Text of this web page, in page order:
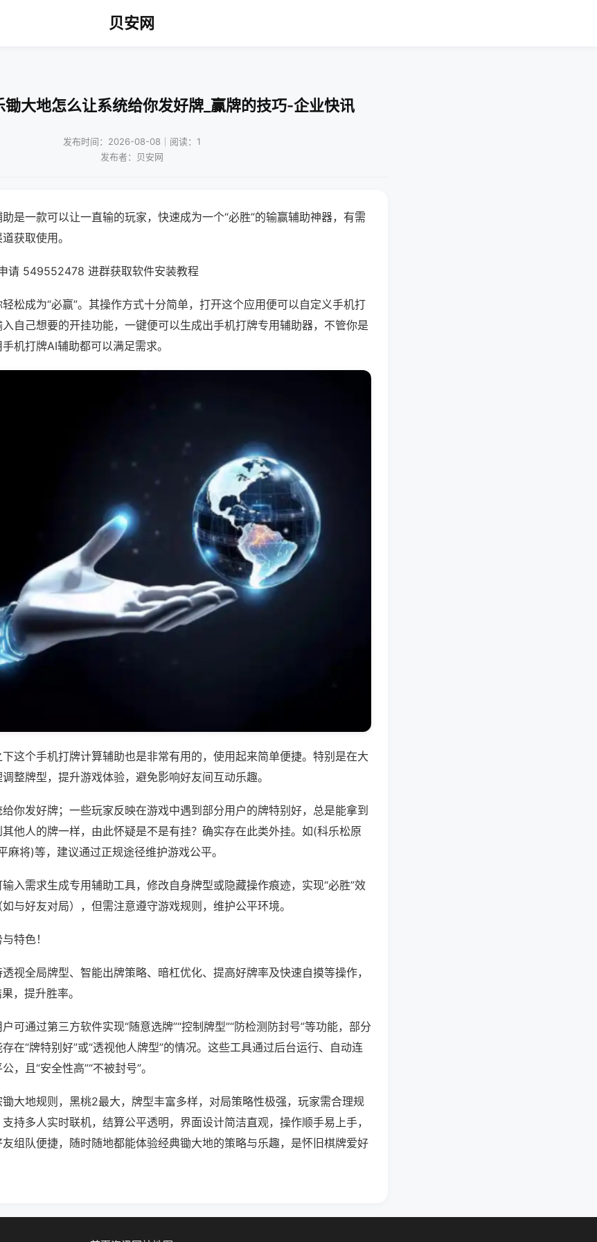
贝安网
锄大地怎么让系统给你发好牌_赢牌的技巧-企业快讯
发布时间：2026-08-08｜阅读：1
发布者：贝安网
是一款可以让一直输的玩家，快速成为一个“必胜”的输赢辅助神器，有需
获取使用。
请 549552478 进群获取软件安装教程
松成为“必赢”。其操作方式十分简单，打开这个应用便可以自定义手机打
自己想要的开挂功能，一键便可以生成出手机打牌专用辅助器，不管你是
机打牌AI辅助都可以满足需求。
这个手机打牌计算辅助也是非常有用的，使用起来简单便捷。特别是在大
整牌型，提升游戏体验，避免影响好友间互动乐趣。
你发好牌；一些玩家反映在游戏中遇到部分用户的牌特别好，总是能拿到
他人的牌一样，由此怀疑是不是有挂？确实存在此类外挂。如(科乐松原
麻将)等，建议通过正规途径维护游戏公平。
入需求生成专用辅助工具，修改自身牌型或隐藏操作痕迹，实现“必胜”效
与好友对局），但需注意遵守游戏规则，维护公平环境。
特色！
视全局牌型、智能出牌策略、暗杠优化、提高好牌率及快速自摸等操作，
，提升胜率。
可通过第三方软件实现“随意选牌”“控制牌型”“防检测防封号”等功能，部分
在“牌特别好”或“透视他人牌型”的情况。这些工具通过后台运行、自动连
，且“安全性高”“不被封号”。
大地规则，黑桃2最大，牌型丰富多样，对局策略性极强，玩家需合理规
持多人实时联机，结算公平透明，界面设计简洁直观，操作顺手易上手，
组队便捷，随时随地都能体验经典锄大地的策略与乐趣，是怀旧棋牌爱好